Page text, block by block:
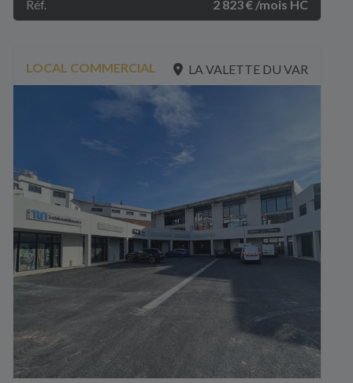
Réf. 2 823 € /mois HC
LOCAL COMMERCIAL LA VALETTE DU VAR